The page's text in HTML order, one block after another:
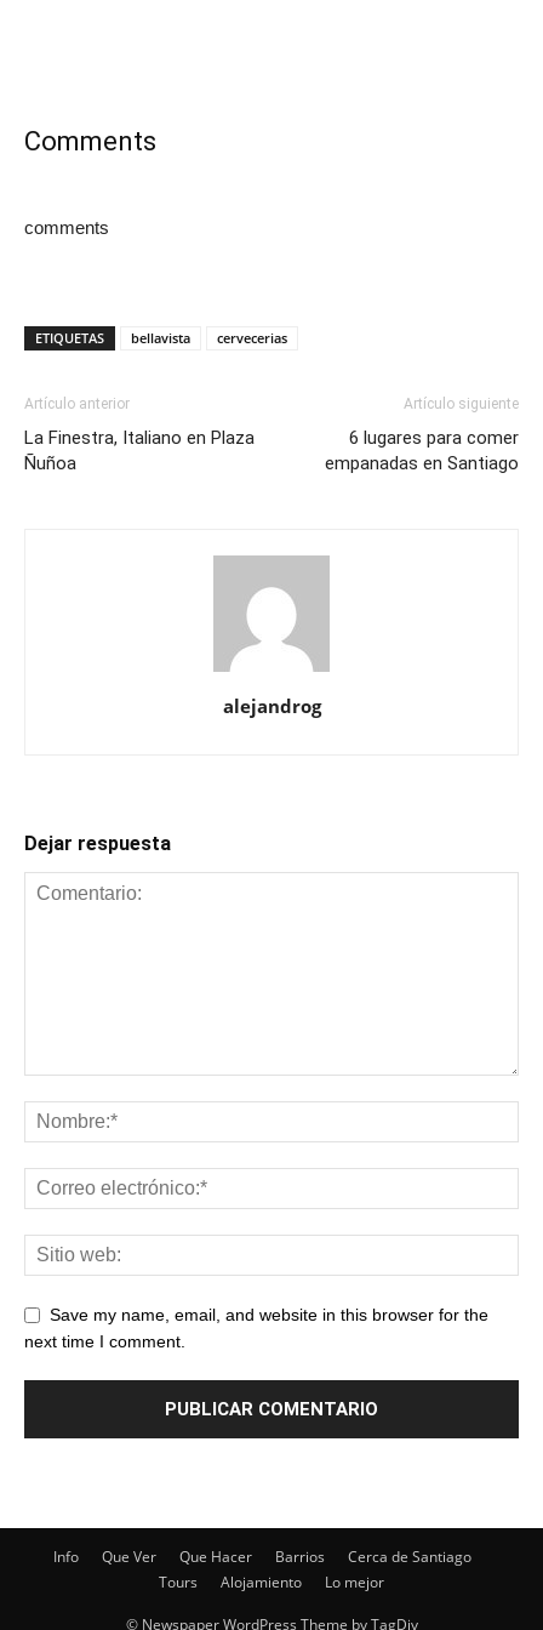
Comments
comments
ETIQUETAS bellavista cervecerias
Artículo anterior
La Finestra, Italiano en Plaza
Ñuñoa
Artículo siguiente
6 lugares para comer
empanadas en Santiago
alejandrog
Dejar respuesta
Save my name, email, and website in this browser for the
next time I comment.
Info Que Ver Que Hacer Barrios
Cerca de Santiago
Tours
Alojamiento Lo mejor
© Newspaper WordPress Theme by TagDiv